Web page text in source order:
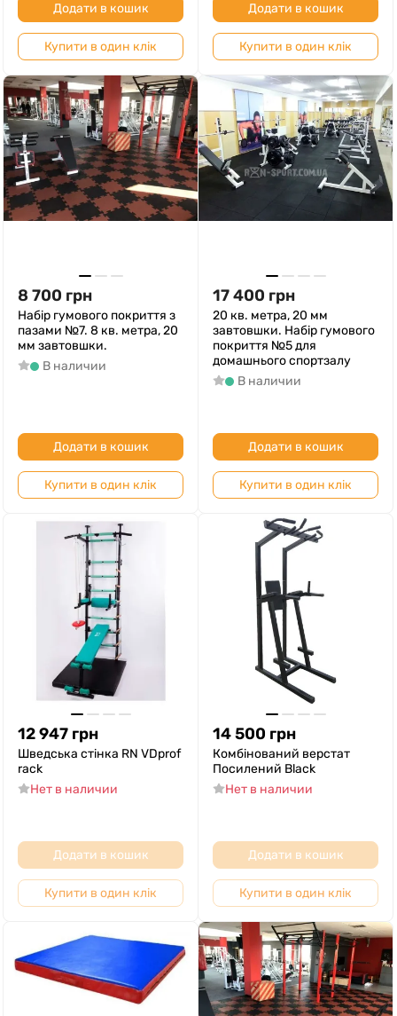
Додати в кошик
Купити в один клік
Додати в кошик
Купити в один клік
8 700 грн
Набір гумового покриття з
пазами №7. 8 кв. метра, 20
мм завтовшки.
В наличии
Додати в кошик
Купити в один клік
17 400 грн
20 кв. метра, 20 мм
завтовшки. Набір гумового
покриття №5 для
домашнього спортзалу
В наличии
Додати в кошик
Купити в один клік
12 947 грн
Шведська стінка RN VDprof
rack
Нет в наличии
Додати в кошик
Купити в один клік
14 500 грн
Комбінований верстат
Посилений Black
Нет в наличии
Додати в кошик
Купити в один клік